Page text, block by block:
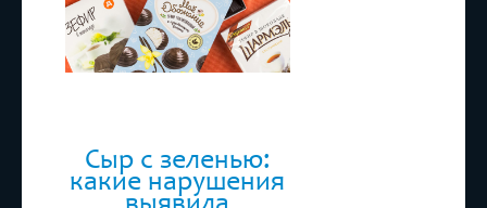
Сыр с зеленью:
какие нарушения